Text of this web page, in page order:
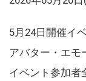
5月24日開催イ
アバター・エモ
イベント参加者